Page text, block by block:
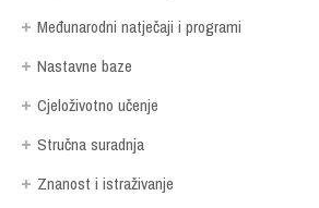
Međunarodni natječaji i programi
Nastavne baze
Cjeloživotno učenje
Stručna suradnja
Znanost i istraživanje